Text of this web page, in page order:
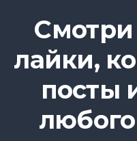
лайки,
посты